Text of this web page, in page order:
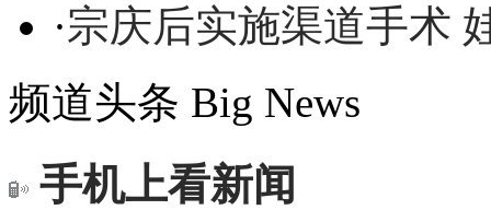
·宗庆后实施渠道手术
频道头条 Big News
手机上看新闻